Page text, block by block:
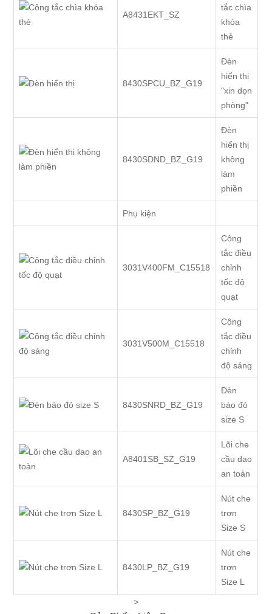
A8431EKT_SZ
tắc chìa
khóa
thẻ
8430SPCU_BZ_G19
Đèn
hiển thị
"xin dọn
phòng"
8430SDND_BZ_G19
Đèn
hiển thị
không
làm
phiền
Phụ kiện
3031V400FM_C15518
Công
tắc điều
chỉnh
tốc độ
quạt
3031V500M_C15518
Công
tắc điều
chỉnh
độ sáng
8430SNRD_BZ_G19
Đèn
báo đỏ
size S
A8401SB_SZ_G19
Lõi che
cầu dao
an toàn
8430SP_BZ_G19
Nút che
trơn
Size S
8430LP_BZ_G19
Nút che
trơn
Size L
>